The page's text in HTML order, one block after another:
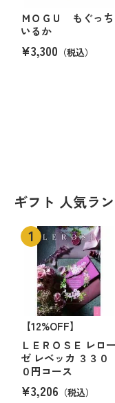
ＭＯＧＵ もぐっち
いるか
¥3,300 （税込）
ギフト 人気ラ
【12%OFF】
ＬＥＲＯＳＥ レロー
ゼ レベッカ ３３０
０円コース
¥3,206 （税込）